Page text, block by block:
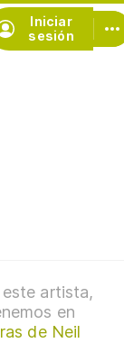
Iniciar
sesión
artista,
en
de Neil